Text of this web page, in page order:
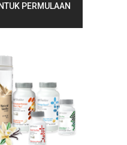
PERMULAAN